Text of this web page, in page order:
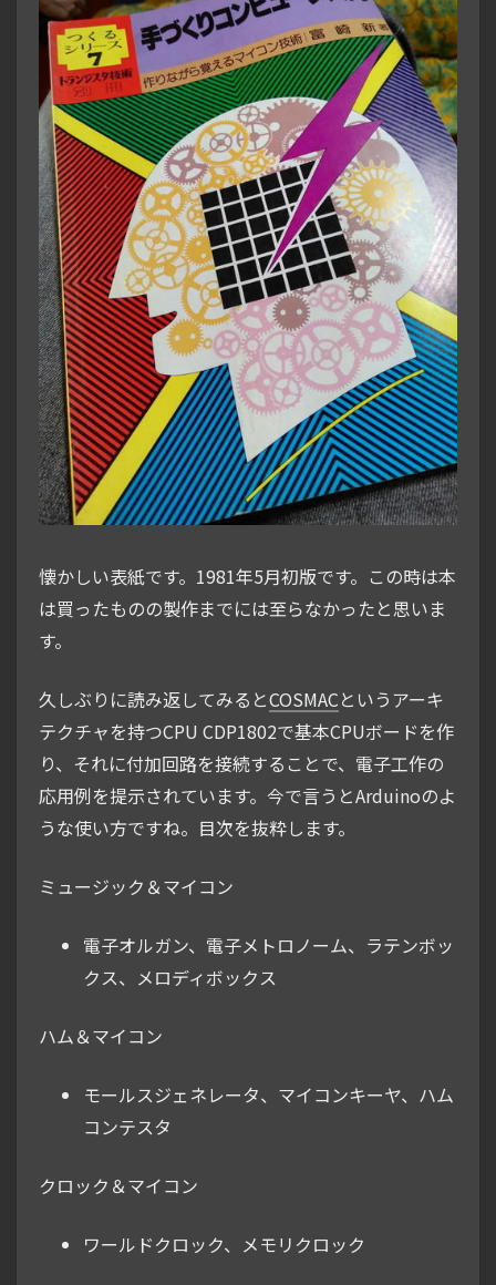
懐かしい表紙です。1981年5月初版です。この時は本
は買ったものの製作までには至らなかったと思いま
す。
久しぶりに読み返してみるとCOSMACというアーキ
テクチャを持つCPU CDP1802で基本CPUボードを作
り、それに付加回路を接続することで、電子工作の
応用例を提示されています。今で言うとArduinoのよ
うな使い方ですね。目次を抜粋します。
ミュージック＆マイコン
電子オルガン、電子メトロノーム、ラテンボッ
クス、メロディボックス
ハム＆マイコン
モールスジェネレータ、マイコンキーヤ、ハム
コンテスタ
クロック＆マイコン
ワールドクロック、メモリクロック